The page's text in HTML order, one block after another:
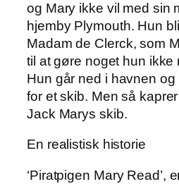
og Mary ikke vil med sin
hjemby Plymouth. Hun
Madam de Clerck, som
til at gøre noget hun ikke
Hun går ned i havnen
for et skib. Men så
Jack Marys skib.
En realistisk historie
‘Piratpigen Mary Read’,